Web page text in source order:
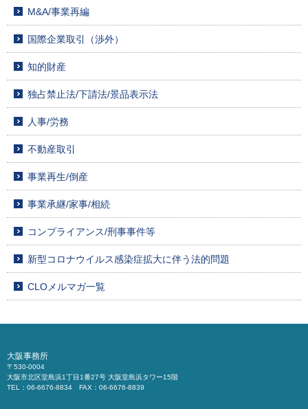
M&A/事業再編
国際企業取引（渉外）
知的財産
独占禁止法/下請法/景品表示法
人事/労務
不動産取引
事業再生/倒産
事業承継/家事/相続
コンプライアンス/刑事事件等
新型コロナウイルス感染症拡大に伴う法的問題
CLOメルマガ一覧
大阪事務所
〒530-0004
大阪市北区堂島浜1丁目1番27号 大阪堂島浜タワー15階
TEL：06-6676-8834 FAX：06-6676-8839